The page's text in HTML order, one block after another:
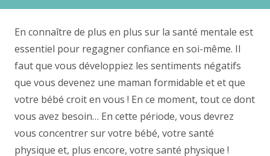
En connaître de plus en plus sur la santé mentale est
essentiel pour regagner confiance en soi-même. Il
faut que vous développiez les sentiments négatifs
que vous devenez une maman formidable et et que
votre bébé croit en vous ! En ce moment, tout ce dont
vous avez besoin… En cette période, vous devrez
vous concentrer sur votre bébé, votre santé
physique et, plus encore, votre santé physique !